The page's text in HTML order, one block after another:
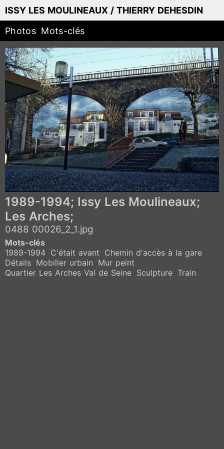
ISSY LES MOULINEAUX / THIERRY DEHESDIN
Photos Mots-clés
1989-1994; Issy Les Moulineaux;
Les Arches;
0488 00026_2_1.jpg
Mots-clés
1989-1994 C'était avant Chemin d'accès à la gare
Détails Mobilier urbain Mur peint
Quartier Les Arches Val de Seine Sculpture Train